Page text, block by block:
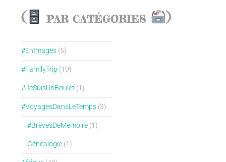
( PAR CATÉGORIES )
#EnImages(5)
#FamilyTrip (19)
#JeSuisUnBoulet (1)
#VoyagesDansLeTemps(3)
#BrèvesDeMémoire(1)
Généalogie(1)